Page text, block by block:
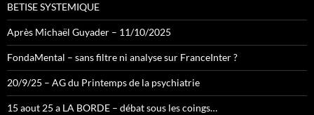
BETISE SYSTEMIQUE
Après Michaël Guyader – 11/10/2025
FondaMental – sans filtre ni analyse sur FranceInter ?
20/9/25 – AG du Printemps de la psychiatrie
15 aout 25 a LA BORDE – débat sous les coings…